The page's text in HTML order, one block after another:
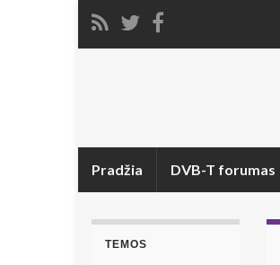
Pradžia DVB-T forumas
TEMOS